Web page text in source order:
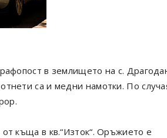
в землището на с.
са и медни намотки. По
къща в кв.“Изток“. Оръжието е